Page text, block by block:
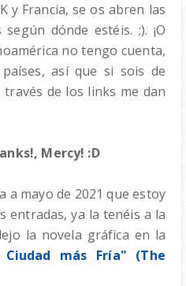
y Francia, se os abren las
dónde estéis. ;). ¡O
no tengo cuenta,
así que si sois de
de los links me dan
Mercy! :D
a mayo de 2021 que estoy
entradas, ya la tenéis a la
la novela gráfica en la
Ciudad más Fría" (The